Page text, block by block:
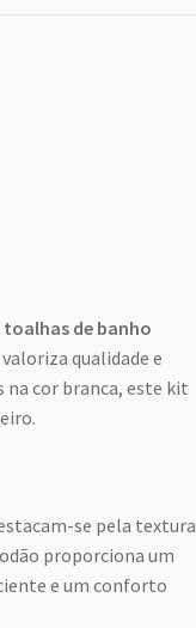
toalhas de banho
qualidade e
na cor branca, este kit
se pela textura
proporciona um
e um conforto